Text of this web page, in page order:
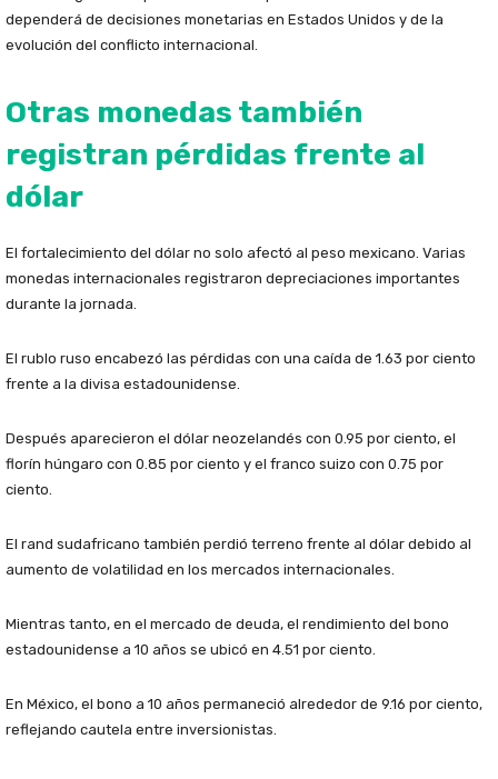
dependerá de decisiones monetarias en Estados Unidos y de la
evolución del conflicto internacional.
Otras monedas también
registran pérdidas frente al
dólar
El fortalecimiento del dólar no solo afectó al peso mexicano. Varias
monedas internacionales registraron depreciaciones importantes
durante la jornada.
El rublo ruso encabezó las pérdidas con una caída de 1.63 por ciento
frente a la divisa estadounidense.
Después aparecieron el dólar neozelandés con 0.95 por ciento, el
florín húngaro con 0.85 por ciento y el franco suizo con 0.75 por
ciento.
El rand sudafricano también perdió terreno frente al dólar debido al
aumento de volatilidad en los mercados internacionales.
Mientras tanto, en el mercado de deuda, el rendimiento del bono
estadounidense a 10 años se ubicó en 4.51 por ciento.
En México, el bono a 10 años permaneció alrededor de 9.16 por ciento,
reflejando cautela entre inversionistas.